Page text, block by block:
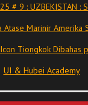
# 9 : UZBEKISTAN :
Atase Marinir Amerika
Tiongkok Dibahas
UI & Hubei Academy